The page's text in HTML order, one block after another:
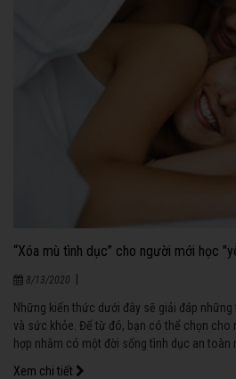
“Xóa mù tình dục” cho người mới học
8/13/2020
Những kiến thức dưới đây sẽ giải đáp
và sức khỏe. Để từ đó, bạn có thể chọn cho
hợp nhằm có một đời sống tình dục an toàn
Xem chi tiết